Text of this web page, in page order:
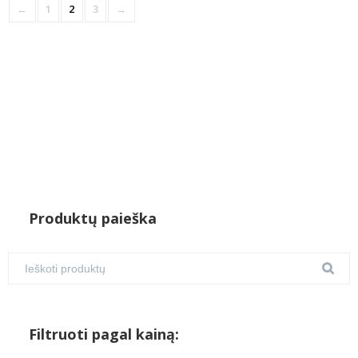
← 1 2 3 →
Produktų paieška
Filtruoti pagal kainą: